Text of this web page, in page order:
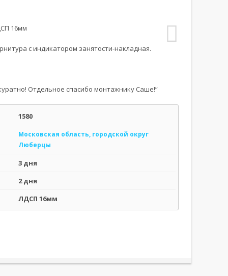
16мм
с индикатором занятости-накладная.
Отдельное спасибо монтажнику Саше!”
1580
Московская область, городской округ
Люберцы
3 дня
2 дня
ЛДСП 16мм